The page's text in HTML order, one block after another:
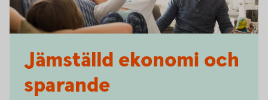
Jämställd ekonomi och
sparande